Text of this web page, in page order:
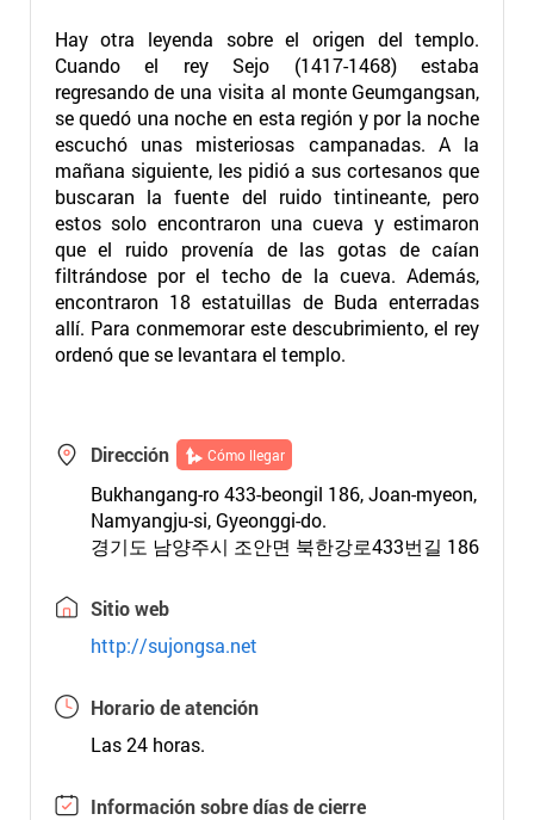
Hay otra leyenda sobre el origen del templo.
Cuando el rey Sejo (1417-1468) estaba
regresando de una visita al monte Geumgangsan,
se quedó una noche en esta región y por la noche
escuchó unas misteriosas campanadas. A la
mañana siguiente, les pidió a sus cortesanos que
buscaran la fuente del ruido tintineante, pero
estos solo encontraron una cueva y estimaron
que el ruido provenía de las gotas de caían
filtrándose por el techo de la cueva. Además,
encontraron 18 estatuillas de Buda enterradas
allí. Para conmemorar este descubrimiento, el rey
ordenó que se levantara el templo.
Dirección Cómo llegar
Bukhangang-ro 433-beongil 186, Joan-myeon,
Namyangju-si, Gyeonggi-do.
경기도 남양주시 조안면 북한강로433번길 186
Sitio web
http://sujongsa.net
Horario de atención
Las 24 horas.
Información sobre días de cierre